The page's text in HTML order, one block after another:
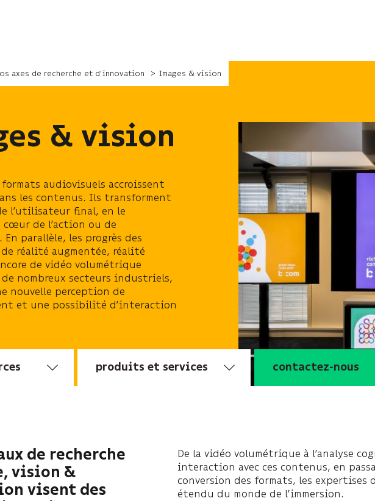
axes de recherche et d'innovation Images & vision
& vision
formats audiovisuels accroissent
les contenus. Ils transforment
l’utilisateur final, en le
cœur de l’action ou de
parallèle, les progrès des
réalité augmentée, réalité
de vidéo volumétrique
nombreux secteurs industriels,
nouvelle perception de
et une possibilité d’interaction
produits et services contactez-nous
de recherche
vision &
visent des
De la vidéo volumétrique à l’analyse
interaction avec ces contenus, en
conversion des formats, les expertises
étendu du monde de l’immersion.